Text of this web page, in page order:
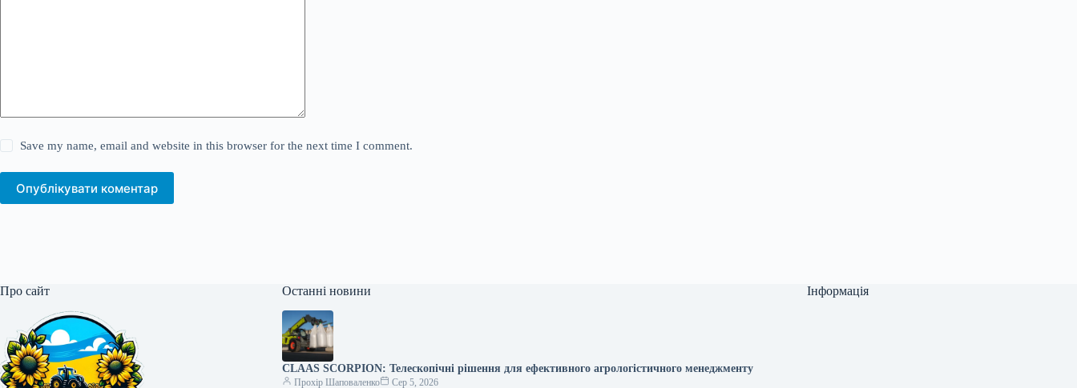
Save my name, email and website in this browser for the next time I comment.
Опублікувати коментар
Про сайт Останні новини
CLAAS SCORPION: Телескопічні рішення для ефективного агрологістичного менеджменту
Прохір Шаповаленко Сер 5, 2026
Інформація